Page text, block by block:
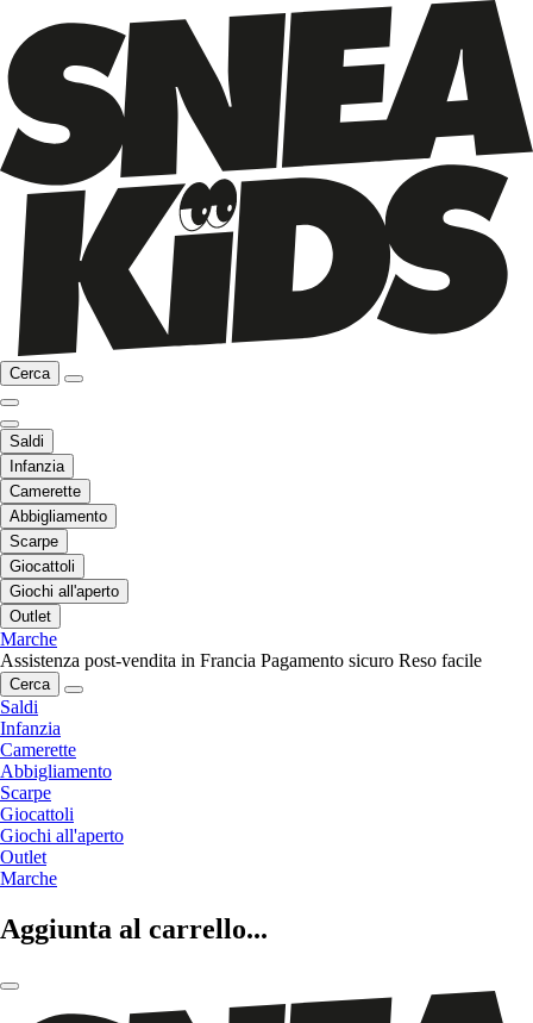
Cerca
Saldi
Infanzia
Camerette
Abbigliamento
Scarpe
Giocattoli
Giochi all'aperto
Outlet
Marche
Assistenza post-vendita in Francia Pagamento sicuro Reso facile
Cerca
Saldi
Infanzia
Camerette
Abbigliamento
Scarpe
Giocattoli
Giochi all'aperto
Outlet
Marche
Aggiunta al carrello...